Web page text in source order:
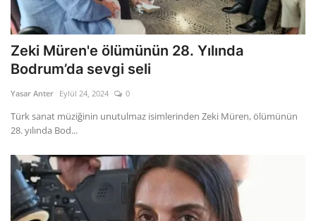
Zeki Müren'e ölümünün 28. Yılında
Bodrum’da sevgi seli
Yasar Anter Eylül 24, 2024 0
Türk sanat müziğinin unutulmaz isimlerinden Zeki Müren, ölümünün
28. yılında Bod...